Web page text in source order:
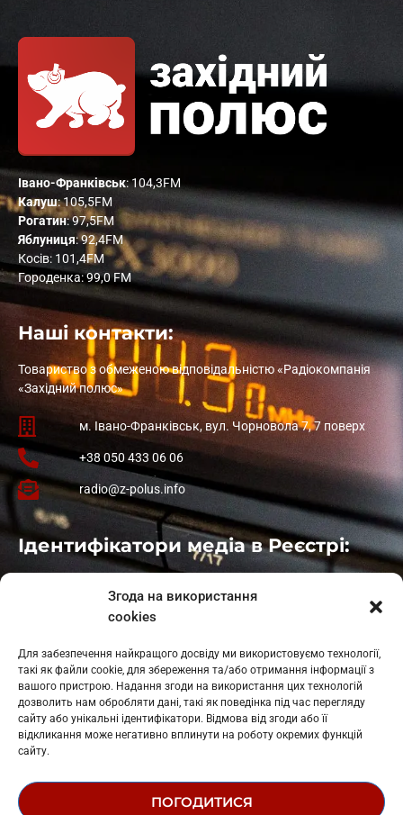
Згода на використання
cookies
Для забезпечення найкращого досвіду ми використовуємо технології,
такі як файли cookie, для збереження та/або отримання інформації з
вашого пристрою. Надання згоди на використання цих технологій
дозволить нам обробляти дані, такі як поведінка під час перегляду
сайту або унікальні ідентифікатори. Відмова від згоди або її
відкликання може негативно вплинути на роботу окремих функцій
сайту.
ПОГОДИТИСЯ
Івано-Франківськ: 104,3FM
Калуш: 105,5FM
Рогатин: 97,5FM
Яблуниця: 92,4FM
Косів: 101,4FM
Городенка: 99,0 FM
Наші контакти:
Товариство з обмеженою відповідальністю «Радіокомпанія
«Західний полюс»
м. Івано-Франківськ, вул. Чорновола 7, 7 поверх
+38 050 433 06 06
radio@z-polus.info
Ідентифікатори медіа в Реєстрі:
: L11-01410
: L11-01801
Косів: L11-01805
Гарасимів: L11-02274